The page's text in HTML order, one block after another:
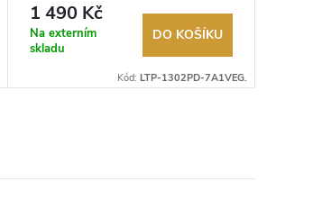
1 490 Kč
Na externím
skladu
DO KOŠÍKU
Kód: LTP-1302PD-7A1VEG.